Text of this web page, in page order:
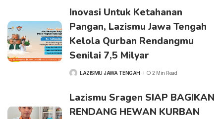
Inovasi Untuk Ketahanan
Pangan, Lazismu Jawa Tengah
Kelola Qurban Rendangmu
Senilai 7,5 Milyar
LAZISMU JAWA TENGAH 2 Min Read
Lazismu Sragen SIAP BAGIKAN
RENDANG HEWAN KURBAN